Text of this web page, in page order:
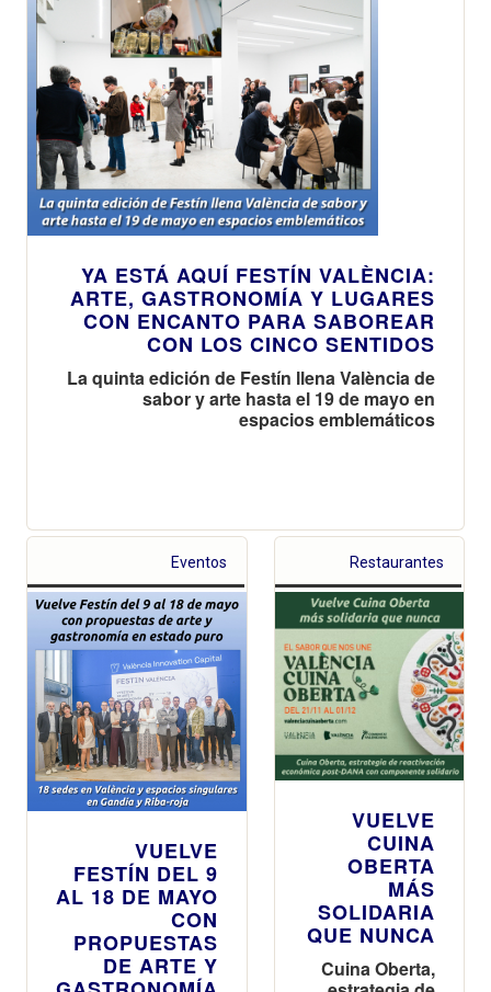
YA ESTÁ AQUÍ FESTÍN VALÈNCIA:
ARTE, GASTRONOMÍA Y LUGARES
CON ENCANTO PARA SABOREAR
CON LOS CINCO SENTIDOS
La quinta edición de Festín llena València de
sabor y arte hasta el 19 de mayo en
espacios emblemáticos
Eventos
VUELVE
FESTÍN DEL 9
AL 18 DE MAYO
CON
PROPUESTAS
DE ARTE Y
Restaurantes
VUELVE
CUINA
OBERTA
MÁS
SOLIDARIA
QUE NUNCA
Cuina Oberta,